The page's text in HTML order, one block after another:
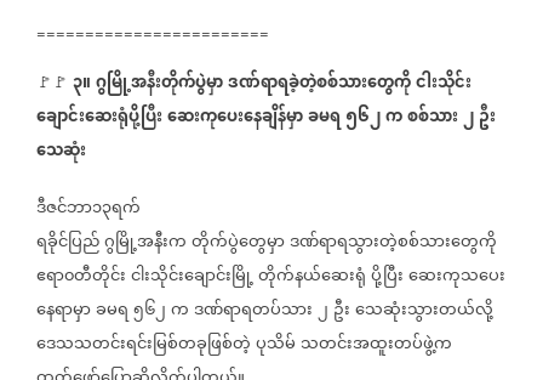
========================
🚩🚩 ၃။ဂွမြို့အနီးတိုက်ပွဲမှာဒဏ်ရာရခဲ့တဲ့စစ်သားတွေကိုငါးသိုင်း
ချောင်းဆေးရုံပို့ပြီးဆေးကုပေးနေချိန်မှာခမရ ၅၆၂ကစစ်သား၂ဦး
သေဆုံး
ဒီဇင်ဘာ၁၃ရက်
ရခိုင်ပြည်ဂွမြို့အနီးကတိုက်ပွဲတွေမှာဒဏ်ရာရသွားတဲ့စစ်သားတွေကို
ဧရာ၀တီတိုင်းငါးသိုင်းချောင်းမြို့တိုက်နယ်ဆေးရုံပို့ပြီးဆေးကုသပေး
နေရာမှာခမရ၅၆၂ကဒဏ်ရာရတပ်သား၂ ဦးသေဆုံးသွားတယ်လို့
ဒေသသတင်းရင်းမြစ်တခုဖြစ်တဲ့ပုသိမ် သတင်းအထူးတပ်ဖွဲ့က